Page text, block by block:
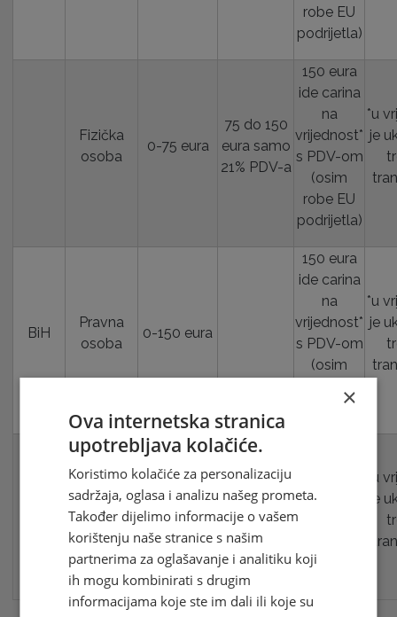
robe EU
podrijetla)
Fizička
osoba
0-75 eura
75 do 150
eura samo
21% PDV-a
150 eura
ide carina
na
vrijednost*
s PDV-om
(osim
robe EU
podrijetla)
*u
je
BiH
Pravna
osoba
0-150 eura
150 eura
ide carina
na
vrijednost*
s PDV-om
(osim
podrijetla)
*u
je
Fizička
osoba
0-45 eura
po tarifi
*u
je
×
Ova internetska stranica
upotrebljava kolačiće.
Koristimo kolačiće za personalizaciju
sadržaja, oglasa i analizu našeg prometa.
Također dijelimo informacije o vašem
korištenju naše stranice s našim
partnerima za oglašavanje i analitiku koji
ih mogu kombinirati s drugim
informacijama koje ste im dali ili koje su